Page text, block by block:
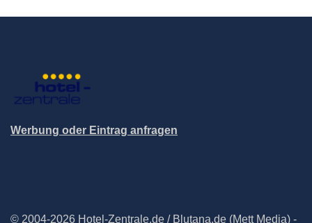
Werbung oder Eintrag anfragen
© 2004-2026 Hotel-Zentrale.de / Blutana.de (Mett Media) -